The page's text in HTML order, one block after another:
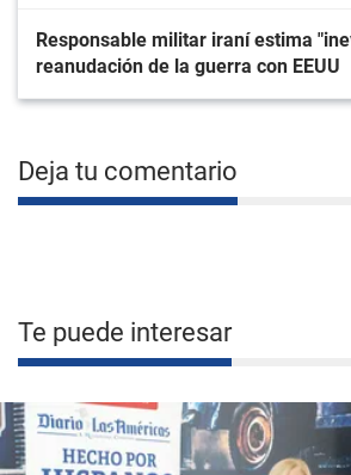
Responsable militar iraní estima
reanudación de la guerra con EEUU
Deja tu comentario
Te puede interesar